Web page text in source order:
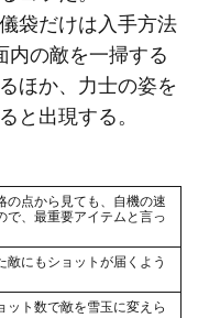
袋だけは入手方法
内の敵を一掃する
ほか、力士の姿を
と出現する。
の点から見ても、自機の速
で、最重要アイテムと言っ
敵にもショットが届くよう
ット数で敵を雪玉に変えら